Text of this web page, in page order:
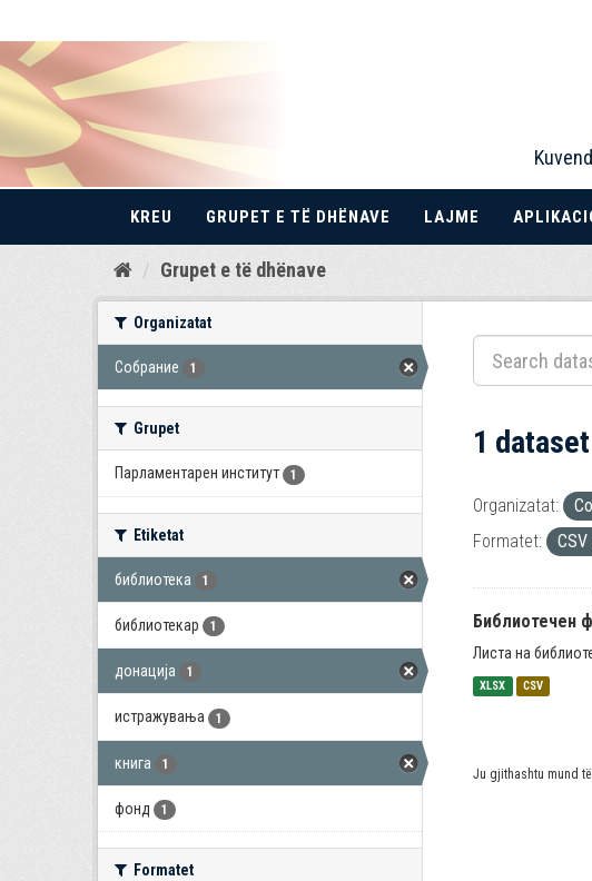
Kalo
KREU GRUPET E TË DHËNAVE LAJME
Grupet e të dhënave
Organizatat
Собрание 1
Grupet
Парламентарен институт 1
Etiketat
библиотека 1
библиотекар 1
донација 1
истражувања 1
книга 1
фонд 1
Formatet
1
Organizatat:
Formatet:
CSV
Библиотечен
Листа на
XLSX CSV
Ju gjithashtu mund